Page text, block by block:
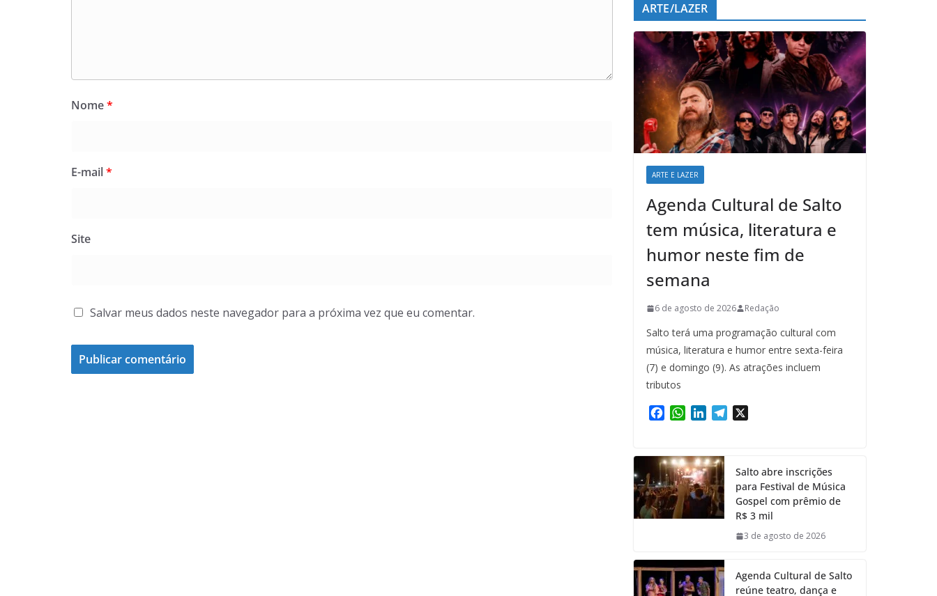
Nome*
E-mail*
Site
Salvar meus dados neste navegador para a próxima vez que eu comentar.
ARTE/LAZER
ARTE E LAZER
Agenda Cultural de Salto
tem música, literatura e
humor neste fim de
semana
6 de agosto de 2026 Redação
Salto terá uma programação cultural com
música, literatura e humor entre sexta-feira
(7) e domingo (9). As atrações incluem
tributos
e
b
o
o
k
W
t
s
A
p
p
k
e
d
n
m
Salto abre inscrições
para Festival de Música
Gospel com prêmio de
R$ 3 mil
3 de agosto de 2026
Agenda Cultural de Salto
reúne teatro, dança e